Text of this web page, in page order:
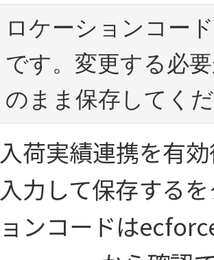
ロケーションコー
です。変更する必
のまま保存してく
入荷実績連携を有
入力して保存する
ョンコードは